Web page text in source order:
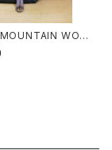
WOR
BEIGE）